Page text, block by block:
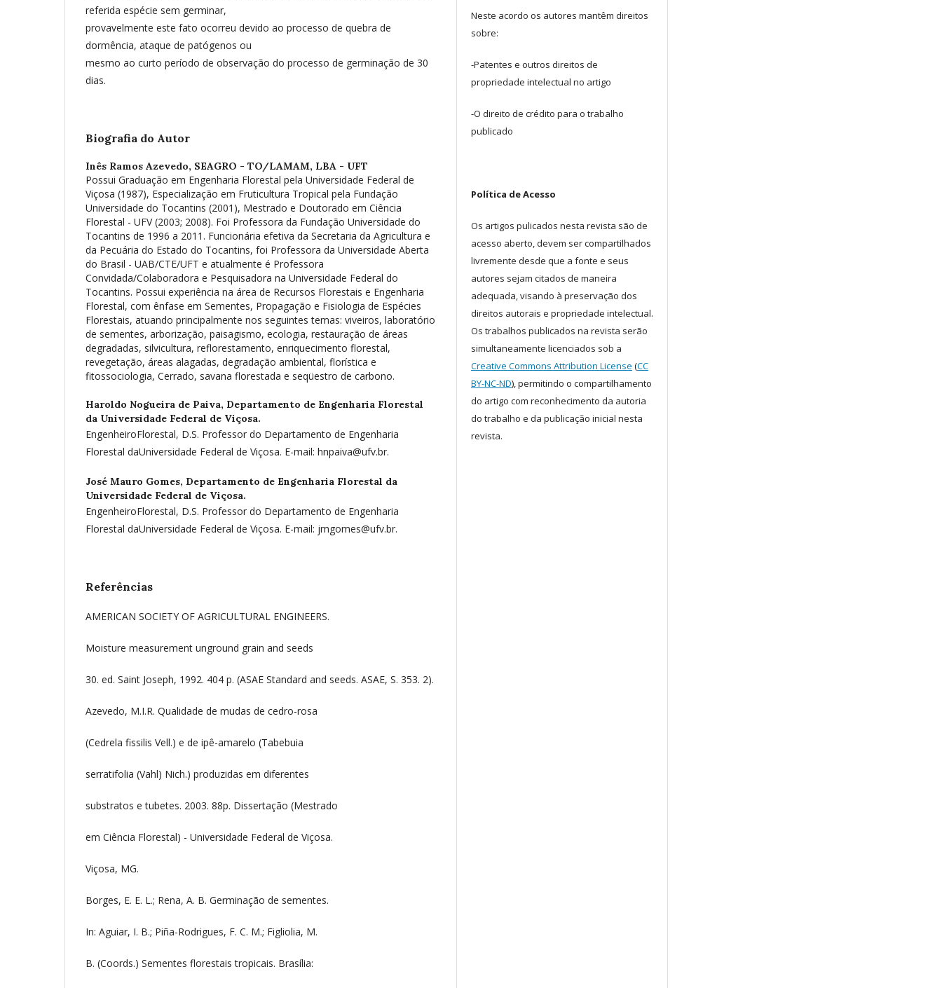
referida espécie sem germinar,
provavelmente este fato ocorreu devido ao processo de quebra de
dormência, ataque de patógenos ou
mesmo ao curto período de observação do processo de germinação de 30
dias.
Biografia do Autor
Inês Ramos Azevedo, SEAGRO - TO/LAMAM, LBA - UFT
Possui Graduação em Engenharia Florestal pela Universidade Federal de
Viçosa (1987), Especialização em Fruticultura Tropical pela Fundação
Universidade do Tocantins (2001), Mestrado e Doutorado em Ciência
Florestal - UFV (2003; 2008). Foi Professora da Fundação Universidade do
Tocantins de 1996 a 2011. Funcionária efetiva da Secretaria da Agricultura e
da Pecuária do Estado do Tocantins, foi Professora da Universidade Aberta
do Brasil - UAB/CTE/UFT e atualmente é Professora
Convidada/Colaboradora e Pesquisadora na Universidade Federal do
Tocantins. Possui experiência na área de Recursos Florestais e Engenharia
Florestal, com ênfase em Sementes, Propagação e Fisiologia de Espécies
Florestais, atuando principalmente nos seguintes temas: viveiros, laboratório
de sementes, arborização, paisagismo, ecologia, restauração de áreas
degradadas, silvicultura, reflorestamento, enriquecimento florestal,
revegetação, áreas alagadas, degradação ambiental, florística e
fitossociologia, Cerrado, savana florestada e seqüestro de carbono.
Haroldo Nogueira de Paiva, Departamento de Engenharia Florestal
da Universidade Federal de Viçosa.
EngenheiroFlorestal, D.S. Professor do Departamento de Engenharia
Florestal daUniversidade Federal de Viçosa. E-mail: hnpaiva@ufv.br.
José Mauro Gomes, Departamento de Engenharia Florestal da
Universidade Federal de Viçosa.
EngenheiroFlorestal, D.S. Professor do Departamento de Engenharia
Florestal daUniversidade Federal de Viçosa. E-mail: jmgomes@ufv.br.
Referências
AMERICAN SOCIETY OF AGRICULTURAL ENGINEERS.
Moisture measurement unground grain and seeds
30. ed. Saint Joseph, 1992. 404 p. (ASAE Standard and seeds. ASAE, S. 353. 2).
Azevedo, M.I.R. Qualidade de mudas de cedro-rosa
(Cedrela fissilis Vell.) e de ipê-amarelo (Tabebuia
serratifolia (Vahl) Nich.) produzidas em diferentes
substratos e tubetes. 2003. 88p. Dissertação (Mestrado
em Ciência Florestal) - Universidade Federal de Viçosa.
Viçosa, MG.
Borges, E. E. L.; Rena, A. B. Germinação de sementes.
In: Aguiar, I. B.; Piña-Rodrigues, F. C. M.; Figliolia, M.
B. (Coords.) Sementes florestais tropicais. Brasília:
Neste acordo os autores mantêm direitos
sobre:
-Patentes e outros direitos de
propriedade intelectual no artigo
-O direito de crédito para o trabalho
publicado
Política de Acesso
Os artigos pulicados nesta revista são de
acesso aberto, devem ser compartilhados
livremente desde que a fonte e seus
autores sejam citados de maneira
adequada, visando à preservação dos
direitos autorais e propriedade intelectual.
Os trabalhos publicados na revista serão
simultaneamente licenciados sob a
Creative Commons Attribution License (CC
BY-NC-ND), permitindo o compartilhamento
do artigo com reconhecimento da autoria
do trabalho e da publicação inicial nesta
revista.